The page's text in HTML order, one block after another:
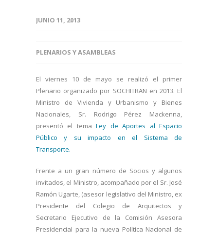
JUNIO 11, 2013
PLENARIOS Y ASAMBLEAS
El viernes 10 de mayo se realizó el primer
Plenario organizado por SOCHITRAN en 2013. El
Ministro de Vivienda y Urbanismo y Bienes
Nacionales, Sr. Rodrigo Pérez Mackenna,
presentó el temaLey de Aportes al Espacio
Público y su impacto en el Sistema de
Transporte.
Frente a un gran número de Socios y algunos
invitados, el Ministro, acompañado por el Sr. José
Ramón Ugarte, (asesor legislativo del Ministro, ex
Presidente del Colegio de Arquitectos y
Secretario Ejecutivo de la Comisión Asesora
Presidencial para la nueva Política Nacional de